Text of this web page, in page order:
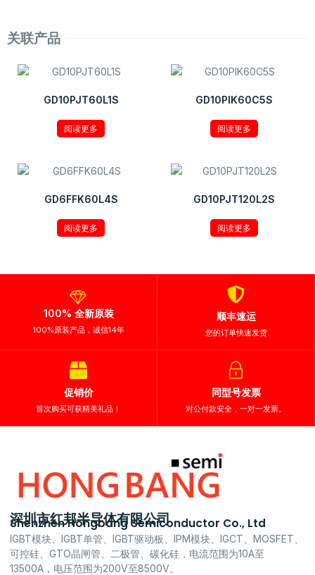
关联产品
GD10PJT60L1S
阅读更多
GD10PIK60C5S
阅读更多
GD6FFK60L4S
阅读更多
GD10PJT120L2S
阅读更多
100% 全新原装
100%原装产品，诚信14年
顺丰速运
您的订单快速发货
促销价
首次购买可获精美礼品！
同型号发票
对公付款安全，一对一发票。
深圳市红邦半导体有限公司
Shenzhen Hongbang Semiconductor Co., Ltd
IGBT模块、IGBT单管、IGBT驱动板、IPM模块、IGCT、MOSFET、
可控硅、GTO晶闸管、二极管、碳化硅，电流范围为10A至
13500A，电压范围为200V至8500V。